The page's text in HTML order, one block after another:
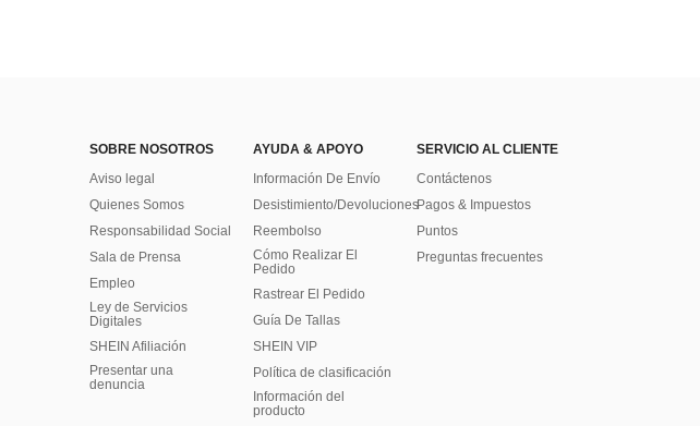
SOBRE NOSOTROS
Aviso legal
Quienes Somos
Responsabilidad Social
Sala de Prensa
Empleo
Ley de Servicios
Digitales
SHEIN Afiliación
Presentar una
denuncia
AYUDA & APOYO
Información De Envío
Desistimiento/Devoluciones
Reembolso
Cómo Realizar El
Pedido
Rastrear El Pedido
Guía De Tallas
SHEIN VIP
Política de clasificación
​Información del
producto
SERVICIO AL CLIENTE
Contáctenos
Pagos & Impuestos
Puntos
Preguntas frecuentes